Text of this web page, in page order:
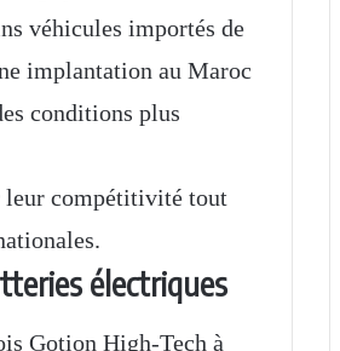
véhicules importés de
implantation au Maroc
conditions plus
leur compétitivité tout
électriques
Gotion High-Tech à